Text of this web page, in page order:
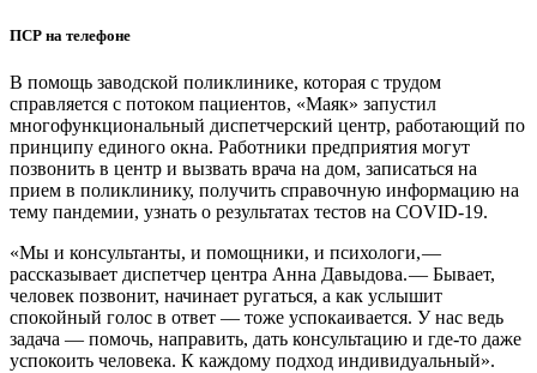
ПСР на телефоне
В помощь заводской поликлинике, которая с трудом
справляется с потоком пациентов, «Маяк» запустил
многофункциональный диспетчерский центр, работающий по
принципу единого окна. Работники предприятия могут
позвонить в центр и вызвать врача на дом, записаться на
прием в поликлинику, получить справочную информацию на
тему пандемии, узнать о результатах тестов на COVID-19.
«Мы и консультанты, и помощники, и психологи, — ​
рассказывает диспетчер центра Анна Давыдова. — ​Бывает,
человек позвонит, начинает ругаться, а как услышит
спокойный голос в ответ — ​тоже успокаивается. У нас ведь
задача — помочь, направить, дать консультацию и где-то даже
успокоить человека. К каждому подход индивидуальный».